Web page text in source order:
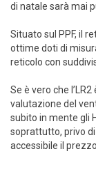
di natale sarà mai
Situato sul PPF, il
ottime doti di
reticolo con
Se è vero che
valutazione del
subito in mente gli
soprattutto, privo
accessibile il